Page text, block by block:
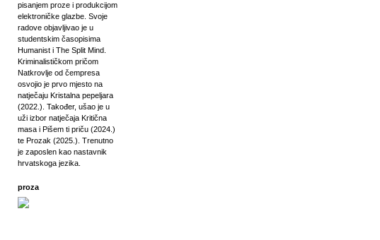
pisanjem proze i produkcijom
elektroničke glazbe. Svoje
radove objavljivao je u
studentskim časopisima
Humanist i The Split Mind.
Kriminalističkom pričom
Natkrovlje od čempresa
osvojio je prvo mjesto na
natječaju Kristalna pepeljara
(2022.). Također, ušao je u
uži izbor natječaja Kritična
masa i Pišem ti priču (2024.)
te Prozak (2025.). Trenutno
je zaposlen kao nastavnik
hrvatskoga jezika.
proza